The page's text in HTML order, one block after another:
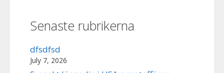
Senaste rubrikerna
dfsdfsd
July 7, 2026